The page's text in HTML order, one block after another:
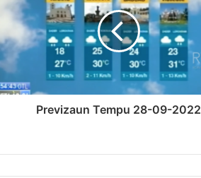
Previzaun Tempu 28-09-2022